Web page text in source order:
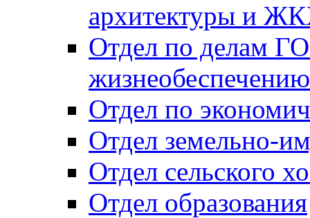
архитектуры и
Отдел по делам
Отдел по
Отдел земельно-
Отдел сельского
Отдел образования